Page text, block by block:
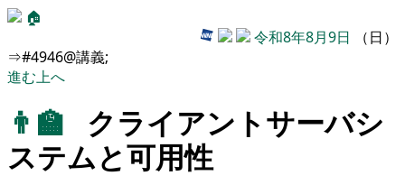
🏠
令和8年8月9日 （日）
⇒#4946@講義;
進む上へ
👨‍🏫 クライアントサーバシ
ステムと可用性